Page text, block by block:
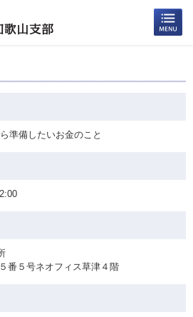
準備したいお金のこと
番５号ネオフィス草津４階